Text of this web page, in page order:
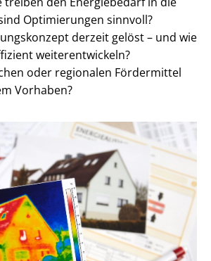
Optimierungen sinnvoll?
derzeit gelöst – und wie
wei­ter­ent­wi­ckeln?
oder regionalen Fördermittel
Vorhaben?